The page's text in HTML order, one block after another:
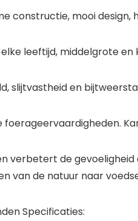
constructie, mooi design,
leeftijd, middelgrote en
slijtvastheid en
verbetert de
van de natuur naar
Specificaties: